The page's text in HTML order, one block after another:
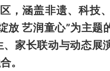
，涵盖非遗、科技
放 艺润童心”为主题
家长联动与动态展
。